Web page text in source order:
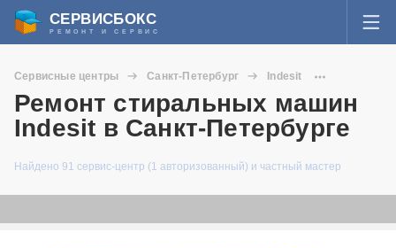
СЕРВИСБОКС
РЕМОНТ И СЕРВИС
Я забыл пароль
СЕРВИСЫ И МАСТЕРА
Сервисные центры Санкт-Петербург
Indesit
Стиральные машины
Ремонт стиральных машин
Indesit в Санкт-Петербурге
Найдено 91 сервис-центр (1 авторизованный) и частный мастер